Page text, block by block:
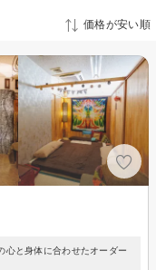
価格が安い順
心と身体に合わせたオーダー